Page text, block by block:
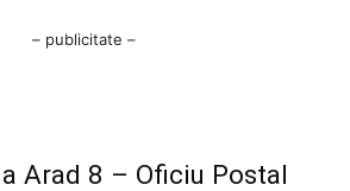
– publicitate –
Arad 8 – Oficiu Postal